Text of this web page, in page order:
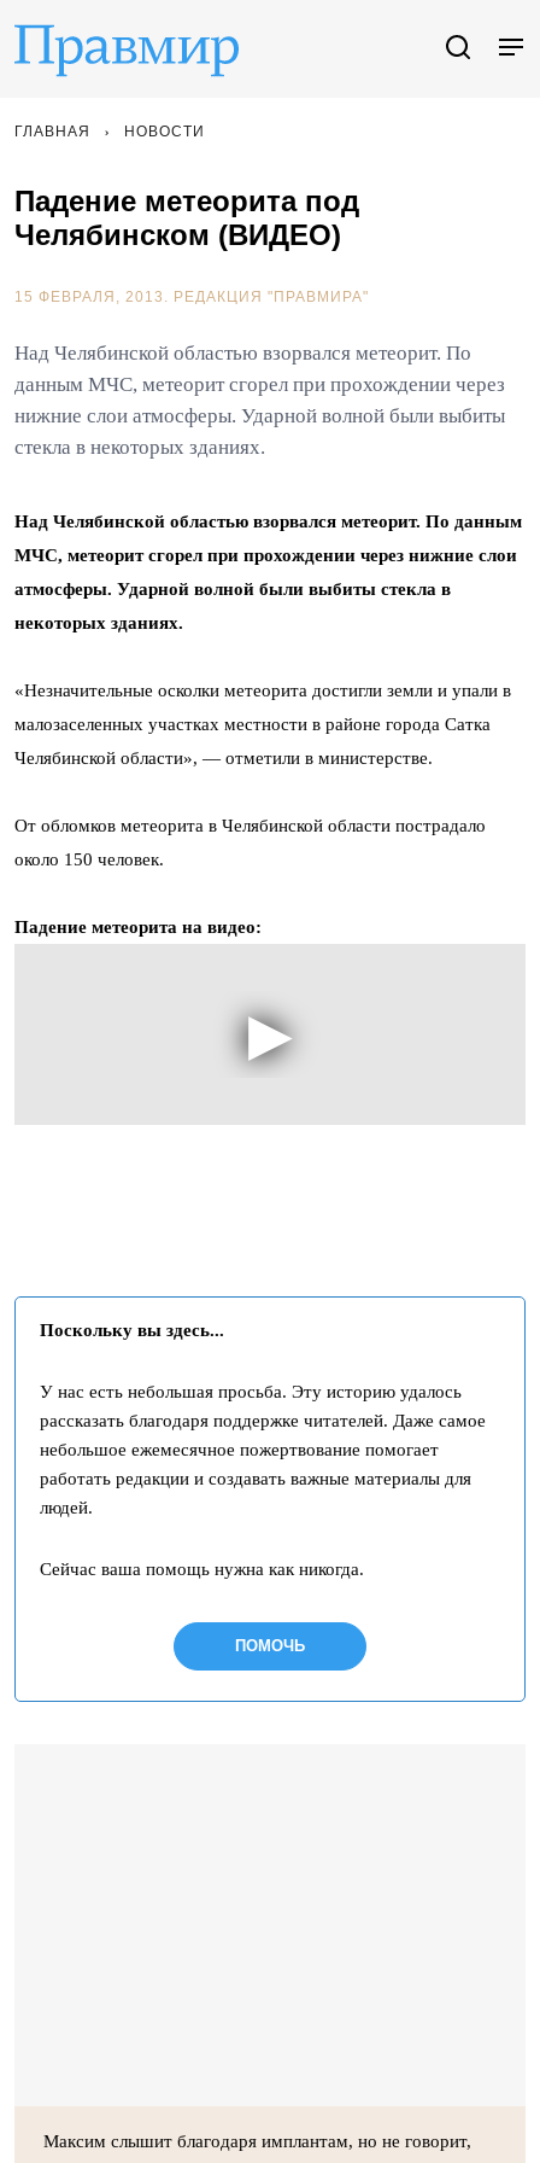
ГЛАВНАЯ НОВОСТИ
Падение метеорита под
Челябинском (ВИДЕО)
15 ФЕВРАЛЯ, 2013. РЕДАКЦИЯ "ПРАВМИРА"
Над Челябинской областью взорвался метеорит. По
данным МЧС, метеорит сгорел при прохождении через
нижние слои атмосферы. Ударной волной были выбиты
стекла в некоторых зданиях.
Над Челябинской областью взорвался метеорит. По данным
МЧС, метеорит сгорел при прохождении через нижние слои
атмосферы. Ударной волной были выбиты стекла в
некоторых зданиях.
«Незначительные осколки метеорита достигли земли и упали в
малозаселенных участках местности в районе города Сатка
Челябинской области», — отметили в министерстве.
От обломков метеорита в Челябинской области пострадало
около 150 человек.
Падение метеорита на видео:
Поскольку вы здесь...
У нас есть небольшая просьба. Эту историю удалось
рассказать благодаря поддержке читателей. Даже самое
небольшое ежемесячное пожертвование помогает
работать редакции и создавать важные материалы для
людей.
Сейчас ваша помощь нужна как никогда.
ПОМОЧЬ
Максим слышит благодаря имплантам, но не говорит,